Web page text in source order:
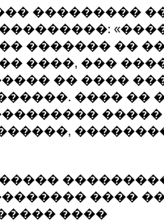
���������
������� ��
����, ���
�� ����
���� ��
�����
����
����